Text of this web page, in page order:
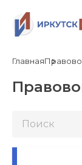
Главная